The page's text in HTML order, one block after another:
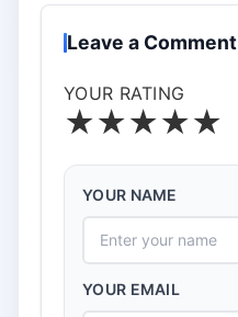
Leave a Comment
YOUR RATING
★★★★★
YOUR NAME
YOUR EMAIL